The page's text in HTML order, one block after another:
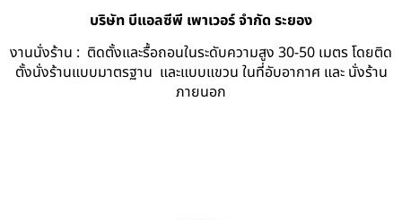
บริษัท บีแอลซีพี เพาเวอร์ จำกัด ระยอง
งานนั่งร้าน : ติดตั้งและรื้อถอนในระดับความสูง 30-50 เมตร โดยติด
ตั้งนั่งร้านแบบมาตรฐาน และแบบแขวน ในที่อับอากาศ และ นั่งร้าน
ภายนอก